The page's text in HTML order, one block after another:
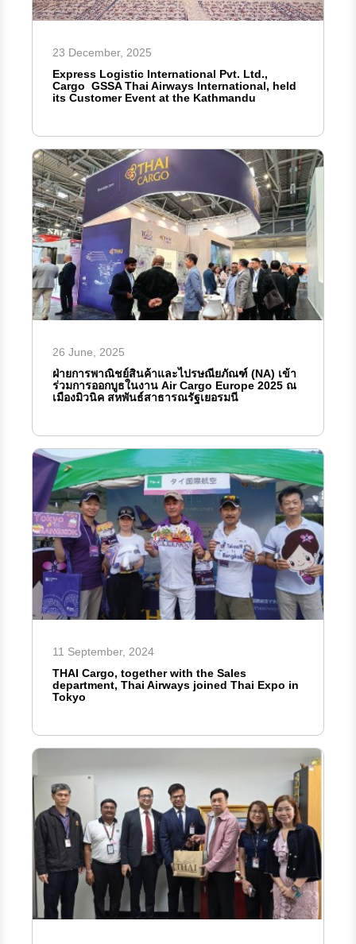
23 December, 2025
Express Logistic International Pvt. Ltd.,
Cargo GSSA Thai Airways International, held
its Customer Event at the Kathmandu
26 June, 2025
ฝ่ายการพาณิชย์สินค้าและไปรษณียภัณฑ์ (NA) เข้า
ร่วมการออกบูธในงาน Air Cargo Europe 2025 ณ
เมืองมิวนิค สหพันธ์สาธารณรัฐเยอรมนี
11 September, 2024
THAI Cargo, together with the Sales
department, Thai Airways joined Thai Expo in
Tokyo